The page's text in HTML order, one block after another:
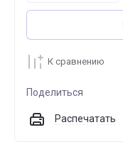
К сравнению
Поделиться
Распечатать